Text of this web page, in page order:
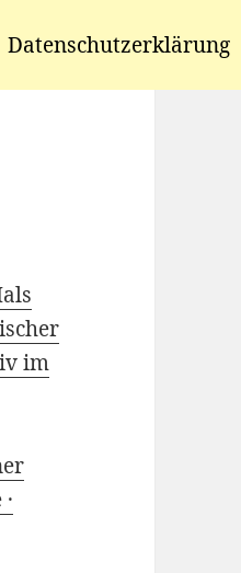
im
Datenschutzerklärung